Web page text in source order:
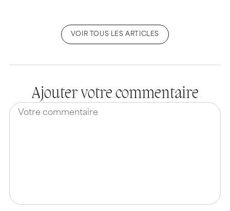
VOIR TOUS LES ARTICLES
Ajouter votre commentaire